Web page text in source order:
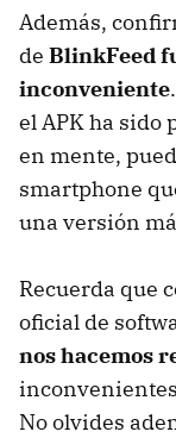
Además,
de BlinkFeed
inconveniente
el APK ha sido
en mente,
smartphone
una versión
Recuerda que
oficial de
nos hacemos
No olvides